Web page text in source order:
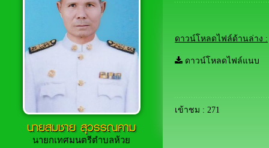
นายสมชาย สุวรรณคาม
นายกเทศมนตรีตำบลห้วย
ดาวน์โหลดไฟล์ด้านล่าง :
ดาวน์โหลดไฟล์แนบ
เข้าชม : 271